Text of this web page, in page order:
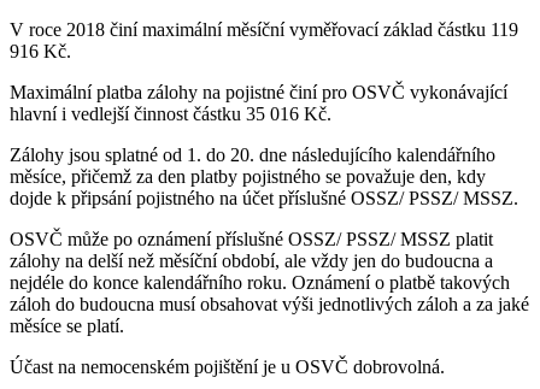
V roce 2018 činí maximální měsíční vyměřovací základ částku 119
916 Kč.
Maximální platba zálohy na pojistné činí pro OSVČ vykonávající
hlavní i vedlejší činnost částku 35 016 Kč.
Zálohy jsou splatné od 1. do 20. dne následujícího kalendářního
měsíce, přičemž za den platby pojistného se považuje den, kdy
dojde k připsání pojistného na účet příslušné OSSZ/ PSSZ/ MSSZ.
OSVČ může po oznámení příslušné OSSZ/ PSSZ/ MSSZ platit
zálohy na delší než měsíční období, ale vždy jen do budoucna a
nejdéle do konce kalendářního roku. Oznámení o platbě takových
záloh do budoucna musí obsahovat výši jednotlivých záloh a za jaké
měsíce se platí.
Účast na nemocenském pojištění je u OSVČ dobrovolná.